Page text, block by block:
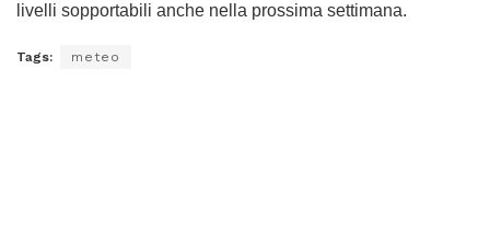
livelli sopportabili anche nella prossima settimana.
Tags: meteo